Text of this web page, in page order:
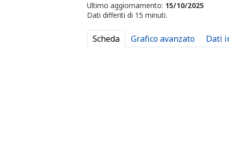
Ultimo aggiornamento: 15/10/2025
Dati differiti di 15 minuti.
Scheda Grafico avanzato Dati